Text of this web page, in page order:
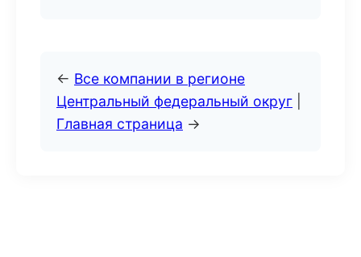
← Все компании в регионе
Центральный федеральный округ
Главная страница →